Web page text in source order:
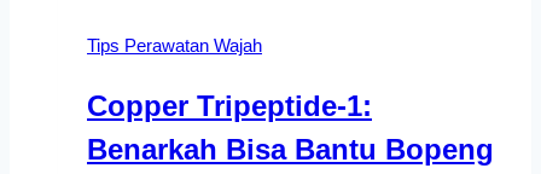
Tips Perawatan Wajah
Copper Tripeptide-1:
Benarkah Bisa Bantu Bopeng